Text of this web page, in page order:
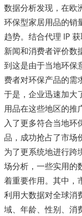
数据分析发现，在欧
环保型家居用品的销
趋势。结合代理 IP
新闻和消费者评价数
到这是由于当地环保
费者对环保产品的需
于是，企业迅速加大
用品在这些地区的推
入了更多符合当地环
品，成功抢占了市场
为了更系统地进行跨
场分析，一些实用的
着重要作用。其中，
利用大数据对全球消
域、年龄、性别、消